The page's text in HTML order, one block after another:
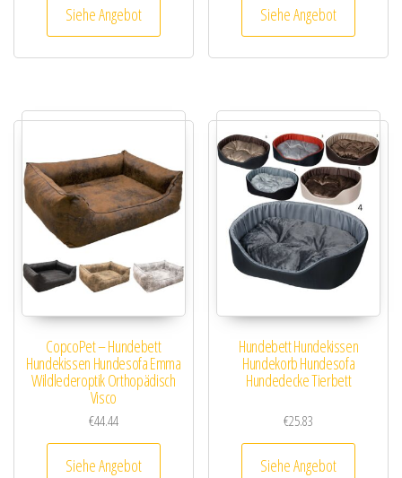
Siehe Angebot Siehe Angebot
CopcoPet – Hundebett
Hundekissen Hundesofa Emma
Wildlederoptik Orthopädisch
Visco
€44.44
Siehe Angebot
Hundebett Hundekissen
Hundekorb Hundesofa
Hundedecke Tierbett
€25.83
Siehe Angebot